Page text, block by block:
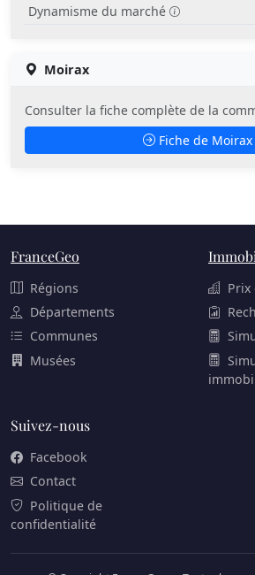
Dynamisme du marché
Moirax
Consulter la fiche complète de la
Fiche de Moirax
FranceGeo
Régions
Départements
Communes
Musées
Suivez-nous
Facebook
Contact
Politique de
confidentialité